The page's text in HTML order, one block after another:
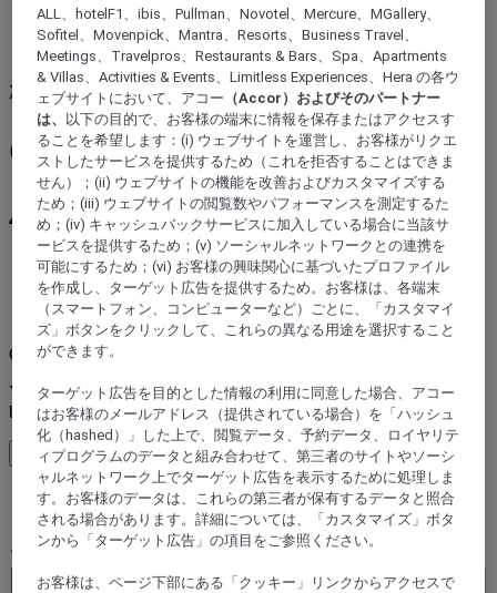
中国
Qinghai
Golmud
次の旅先を探そう
Golmud :ホテルを予約
45を超えるアコーのホテルブランドか
ら予約
エラー
Core booking engine
You’ll be redirected to Accor website to view available hotels and
book your stay
ウィンドウを閉じる
エラー
ご希望の旅先
ALL、hotelF1、ibis、Pullman、Novotel、Mercure、MGallery、
Sofitel、Movenpick、Mantra、Resorts、Business Travel、
Meetings、Travelpros、Restaurants & Bars、Spa、Apartments
& Villas、Activities & Events、Limitless Experiences、Hera の各ウ
ェブサイトにおいて、アコー （Accor）およびそのパートナー
は、
以下の目的で、お客様の端末に情報を保存またはアクセスす
ることを希望します：(i) ウェブサイトを運営し、お客様がリクエ
ストしたサービスを提供するため（これを拒否することはできま
せん）；(ii) ウェブサイトの機能を改善およびカスタマイズする
ため；(iii) ウェブサイトの閲覧数やパフォーマンスを測定するた
め；(iv) キャッシュバックサービスに加入している場合に当該サ
ービスを提供するため；(v) ソーシャルネットワークとの連携を
可能にするため；(vi) お客様の興味関心に基づいたプロファイル
を作成し、ターゲット広告を提供するため。お客様は、各端末
（スマートフォン、コンピューターなど）ごとに、「カスタマイ
ズ」ボタンをクリックして、これらの異なる用途を選択すること
ができます。
ターゲット広告を目的とした情報の利用に同意した場合、アコー
はお客様のメールアドレス（提供されている場合）を「ハッシュ
化（hashed）」した上で、閲覧データ、予約データ、ロイヤリテ
ィプログラムのデータと組み合わせて、第三者のサイトやソーシ
ャルネットワーク上でターゲット広告を表示するために処理しま
す。お客様のデータは、これらの第三者が保有するデータと照合
される場合があります。詳細については、「カスタマイズ」ボタ
ンから「ターゲット広告」の項目をご参照ください。
お客様は、ページ下部にある「クッキー」リンクからアクセスで